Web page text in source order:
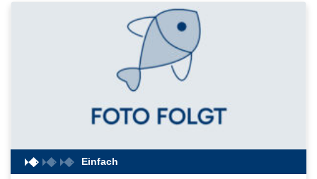
Einfach